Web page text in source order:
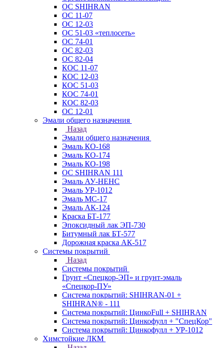
ОС SHIHRAN
ОС 11-07
ОС 12-03
ОС 51-03 «теплосеть»
ОС 74-01
ОС 82-03
ОС 82-04
КОС 11-07
КОС 12-03
КОС 51-03
КОС 74-01
КОС 82-03
ОС 12-01
Эмали общего назначения
Назад
Эмали общего назначения
Эмаль КО-168
Эмаль КО-174
Эмаль КО-198
ОС SHIHRAN 111
Эмаль АУ-НЕНС
Эмаль УР-1012
Эмаль МС-17
Эмаль АК-124
Краска БТ-177
Эпоксидный лак ЭП-730
Битумный лак БТ-577
Дорожная краска АК-517
Системы покрытий
Назад
Системы покрытий
Грунт «Спецкор-ЭП» и грунт-эмаль
«Спецкор-ПУ»
Система покрытий: SHIHRAN-01 +
SHIHRAN® - 111
Система покрытий: ЦинкоFull + SHIHRAN
Система покрытий: Цинкофулл + "СпецКор"
Система покрытий: Цинкофулл + УР-1012
Химстойкие ЛКМ